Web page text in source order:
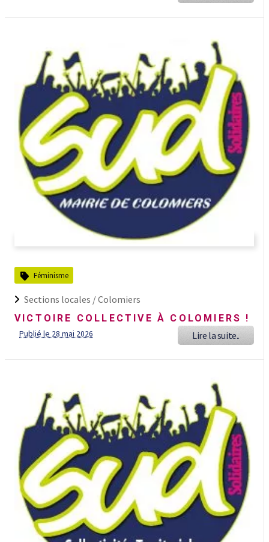
Féminisme
Sections locales /Colomiers
VICTOIRE COLLECTIVE À COLOMIERS !
Publié le 28 mai 2026 Lire la suite..